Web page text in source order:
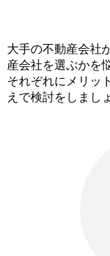
大手の不動産会社
産会社を選ぶかを
それぞれにメリッ
えで検討をしまし